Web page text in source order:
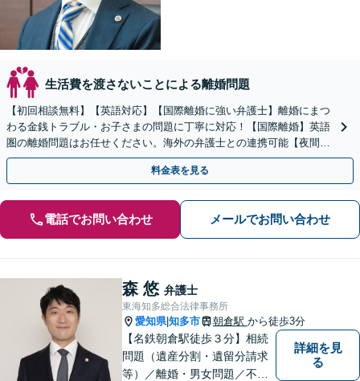
生活費を渡さないことによる離婚問題
【初回相談無料】【英語対応】【国際離婚に強い弁護士】離婚にまつ
わる金銭トラブル・お子さまの問題に丁寧に対応！【国際離婚】英語
圏の離婚問題はお任せください。海外の弁護士との連携可能【夜間／
休日面談】【お子さま同席OK】【徳重駅／神沢駅5分】
料金表を見る
電話でお問い合わせ メールでお問い合わせ
森 悠 弁護士
東海知多総合法律事務所
愛知県|知多市 朝倉駅 から徒歩3分
【名鉄朝倉駅徒歩３分】相続
問題（遺産分割・遺留分請求
等）／離婚・男女問題／不動
詳細を見
る